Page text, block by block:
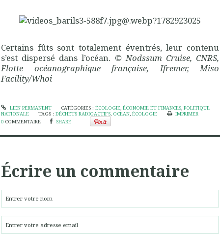
Certains fûts sont totalement éventrés, leur contenu
s’est dispersé dans l’océan. © Nodssum Cruise, CNRS,
Flotte océanographique française, Ifremer, Miso
Facility/Whoi
LIEN PERMANENT CATÉGORIES : ÉCOLOGIE, ÉCONOMIE ET FINANCES, POLITIQUE
NATIONALE
TAGS :DÉCHETS RADIOACTIFS, OCEAN,ÉCOLOGIE
IMPRIMER
0 COMMENTAIRE SHARE
Écrire un commentaire